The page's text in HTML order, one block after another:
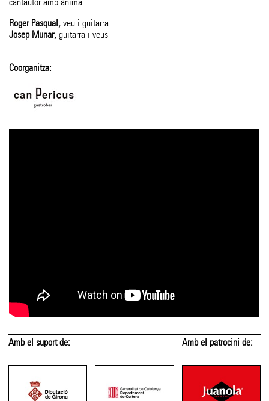
Roger Pasqual veu i guitarra
Josep Munar guitarra i veus
Coorganitza:
Amb el suport de: Amb el patrocini de: